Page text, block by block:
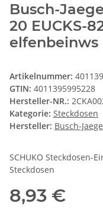
Busch-
20 EUCKS-
elfenbeinws
Artikelnummer:
GTIN: 4011395995228
Hersteller-NR.:
Kategorie: Steckdosen
Hersteller: Busch-
SCHUKO Steckdosen-
Steckdosen
8,93 €